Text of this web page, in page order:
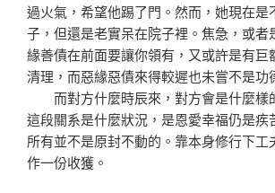
過火氣，希望他踢了門。然而，她現在是
子，但還是老實呆在院子裡。焦急，或者
緣善債在前面要讓你領有，又或許是有巨
清理，而惡緣惡債來得較遲也未嘗不是功
而對方什麼時辰來，對方會是什麼樣
這段關系是什麼狀況，是恩愛幸福仍是疾
所有並不是原封不動的。靠本身修行下工
作一份收獲。